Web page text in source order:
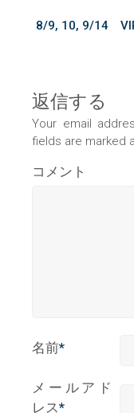
8/9, 10, 9/14
返信する
Your email
fields are marked
コメント
名前*
メールアド
レス*